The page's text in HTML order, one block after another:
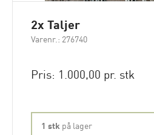
2x Taljer
Varenr.: 276740
Pris: 1.000,00 pr. stk
1 stk på lager